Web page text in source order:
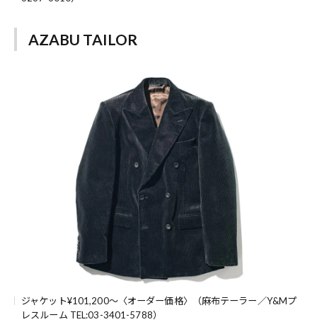
AZABU TAILOR
ジャケット¥101,200～〈オーダー価格〉（麻布テーラー／Y&Mプ
レスルーム TEL:03-3401-5788）